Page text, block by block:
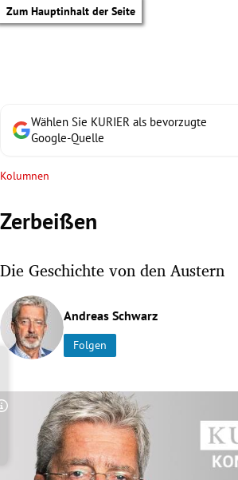
Zum Hauptinhalt der Seite
Untermenü
Untermenü
Untermenü
Wählen Sie KURIER als bevorzugte
Google-Quelle
Kolumnen
Zerbeißen
Die Geschichte von den Austern
Andreas Schwarz
Folgen
Copyright-Hinweis öffnen/schließen